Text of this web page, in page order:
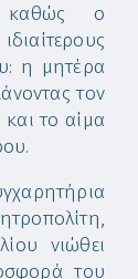
καθώς ο
η μητέρα
τον
και το αίμα
νιώθει
του